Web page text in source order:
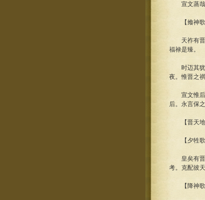
宣文蒸哉
【飨神歌
天祚有晋。
福禄是臻。
时迈其犹
夜。惟晋之祺
宣文惟后
后。永言保之
【晋天地
【夕牲歌
皇矣有晋
考。克配彼
【降神歌